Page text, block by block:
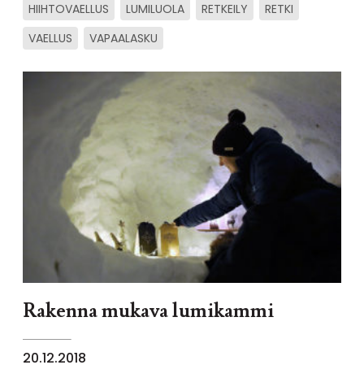
HIIHTOVAELLUS LUMILUOLA RETKEILY
RETKI
VAELLUS
VAPAALASKU
Rakenna mukava lumikammi
20.12.2018